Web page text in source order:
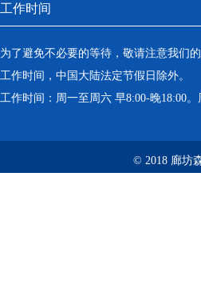
工作时间
为了避免不必要的等待，敬请注意我们
工作时间，中国大陆法定节假日除外。
工作时间：周一至周六 早8:00-晚18:00。
© 2018 廊坊